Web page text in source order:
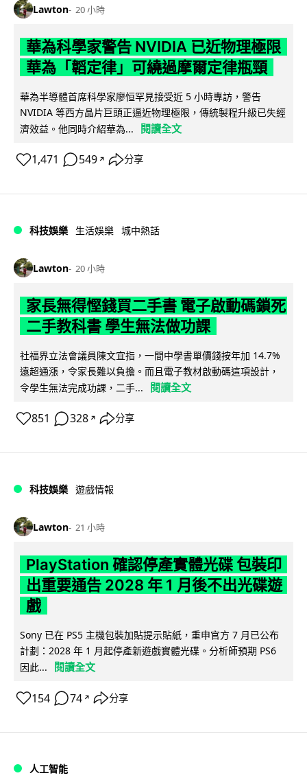
Lawton 20 小時
華為科學家警告 NVIDIA 已近物理極限
華為「韜定律」可繞過摩爾定律瓶頸
華為半導體首席科學家廖恒罕見接受近 5 小時專訪，警告
NVIDIA 等西方晶片巨頭正逼近物理極限，傳統製程升級已失經
濟效益。他同時介紹華為...
閱讀全文
1,471 549 ↗ 分享
科技娛樂 生活娛樂 城中熱話
Lawton 20 小時
家長無得慳錢買二手書 電子啟動碼鎖死
二手教科書 學生無法做功課
社福界立法會議員陳文宜指，一間中學書單價錢按年加 14.7%
遠超通漲，令家長難以負擔。而且電子教材啟動碼這項設計，
令學生無法完成功課，二手...
閱讀全文
851 328 ↗ 分享
科技娛樂 遊戲情報
Lawton 21 小時
PlayStation 確認停產實體光碟 包裝印
出重要通告 2028 年 1 月後不出光碟遊
戲
Sony 已在 PS5 主機包裝加貼提示貼紙，重申官方 7 月已公布
計劃：2028 年 1 月起停產新遊戲實體光碟。分析師預期 PS6
因此...
閱讀全文
154 74 ↗ 分享
人工智能